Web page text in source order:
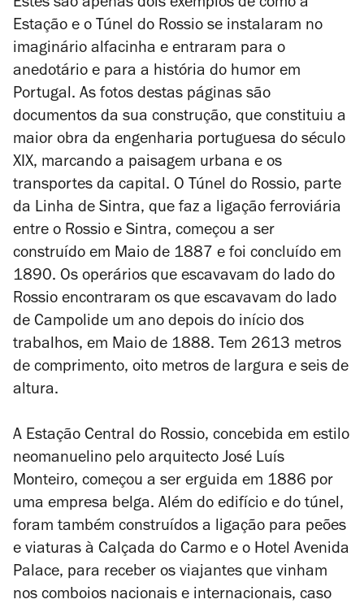
Estes são apenas dois exemplos de como a
Estação e o Túnel do Rossio se instalaram no
imaginário alfacinha e entraram para o
anedotário e para a história do humor em
Portugal. As fotos destas páginas são
documentos da sua construção, que constituiu a
maior obra da engenharia portuguesa do século
XIX, marcando a paisagem urbana e os
transportes da capital. O Túnel do Rossio, parte
da Linha de Sintra, que faz a ligação ferroviária
entre o Rossio e Sintra, começou a ser
construído em Maio de 1887 e foi concluído em
1890. Os operários que escavavam do lado do
Rossio encontraram os que escavavam do lado
de Campolide um ano depois do início dos
trabalhos, em Maio de 1888. Tem 2613 metros
de comprimento, oito metros de largura e seis de
altura.
A Estação Central do Rossio, concebida em estilo
neomanuelino pelo arquitecto José Luís
Monteiro, começou a ser erguida em 1886 por
uma empresa belga. Além do edifício e do túnel,
foram também construídos a ligação para peões
e viaturas à Calçada do Carmo e o Hotel Avenida
Palace, para receber os viajantes que vinham
nos comboios nacionais e internacionais, caso